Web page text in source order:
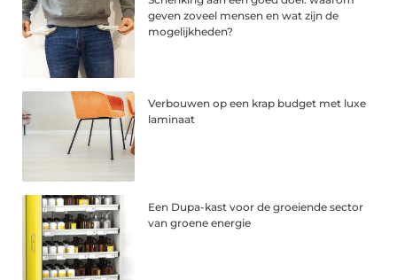
geven zoveel mensen en wat zijn de
mogelijkheden?
Verbouwen op een krap budget met luxe
laminaat
Een Dupa-kast voor de groeiende sector
van groene energie